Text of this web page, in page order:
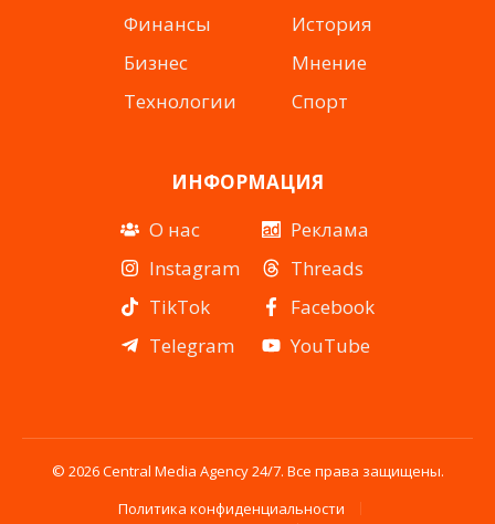
Финансы
Бизнес
Технологии
История
Мнение
Спорт
ИНФОРМАЦИЯ
О нас
Instagram
TikTok
Telegram
Реклама
Threads
Facebook
YouTube
© 2026 Central Media Agency 24/7. Все права защищены.
Политика конфиденциальности